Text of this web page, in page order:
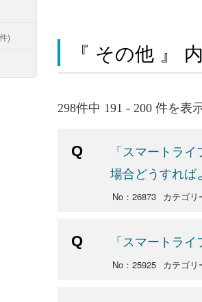
)
『 その他 』
298件中 191 - 200 件を表
「スマートラ
場合どうすれば
No：26873 カテゴリ
「スマートラ
No：25925 カテゴリ